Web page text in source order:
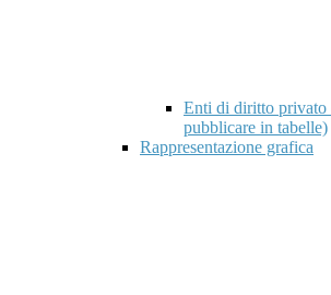
Enti di diritto privato
pubblicare in tabelle)
Rappresentazione grafica